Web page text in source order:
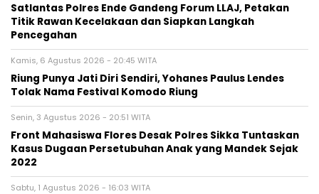
Satlantas Polres Ende Gandeng Forum LLAJ, Petakan
Titik Rawan Kecelakaan dan Siapkan Langkah
Pencegahan
Kamis, 6 Agustus 2026 - 20:45 WITA
Riung Punya Jati Diri Sendiri, Yohanes Paulus Lendes
Tolak Nama Festival Komodo Riung
Senin, 3 Agustus 2026 - 20:51 WITA
Front Mahasiswa Flores Desak Polres Sikka Tuntaskan
Kasus Dugaan Persetubuhan Anak yang Mandek Sejak
2022
Sabtu, 1 Agustus 2026 - 16:03 WITA